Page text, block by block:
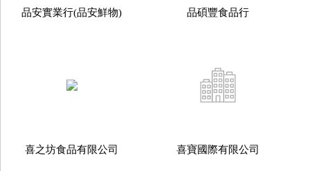
品安實業行(品安鮮物) 品碩豐食品行
喜之坊食品有限公司 喜寶國際有限公司